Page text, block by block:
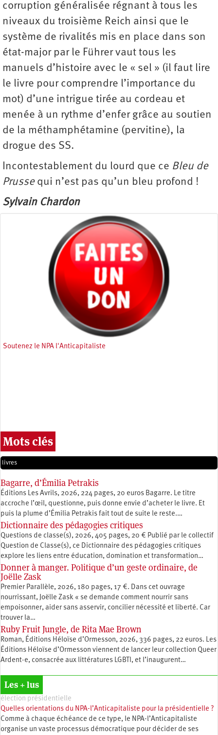
corruption généralisée régnant à tous les
niveaux du troisième Reich ainsi que le
système de rivalités mis en place dans son
état-major par le Führer vaut tous les
manuels d’histoire avec le « sel » (il faut lire
le livre pour comprendre l’importance du
mot) d’une intrigue tirée au cordeau et
menée à un rythme d’enfer grâce au soutien
de la méthamphétamine (pervitine), la
drogue des SS.
Incontestablement du lourd que ce Bleu de
Prussequi n’est pas qu’un bleu profond !
Sylvain Chardon
Soutenez le NPA l'Anticapitaliste
Mots clés
livres
Bagarre, d’Émilia Petrakis
Éditions Les Avrils, 2026, 224 pages, 20 euros Bagarre. Le titre
accroche l’œil, questionne, puis donne envie d’acheter le livre. Et
puis la plume d’Émilia Petrakis fait tout de suite le reste.…
Dictionnaire des pédagogies critiques
Questions de classe(s), 2026, 405 pages, 20 € Publié par le collectif
Question de Classe(s), ce Dictionnaire des pédagogies critiques
explore les liens entre éducation, ­domination et transformation…
Donner à manger. Politique d’un geste ordinaire, de
Joëlle Zask
Premier Parallèle, 2026, 180 pages, 17 €. Dans cet ouvrage
nourrissant, Joëlle Zask « se demande comment nourrir sans
empoisonner, aider sans asservir, concilier nécessité et liberté. Car
trouver la…
Ruby Fruit Jungle, de Rita Mae Brown
Roman, Éditions Héloïse d’Ormesson, 2026, 336 pages, 22 euros. Les
Éditions Héloïse d’Ormesson viennent de lancer leur collection Queer
Ardent·e, consacrée aux littératures LGBTI, et l’inaugurent…
Les + lus
élection présidentielle
Quelles orientations du NPA-l’Anticapitaliste pour la présidentielle ?
Comme à chaque échéance de ce type, le NPA-l’Anticapitaliste
organise un vaste processus démocratique pour décider de ses